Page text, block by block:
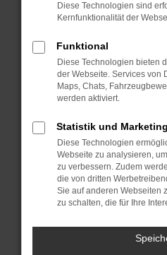
Beim Laden ist ein Fehler
Hier sind ein paar Tipps,
Überprüfe deine
Internetverbindung.
Laden andere
Suchmaschine?
Manche Erweiterungen,
können das Laden
verhindern.
anderen Browser oder
Fenster?
Das kann manchmal
Probleme zu beheben.
Diese Technologien sind
Kernfunktionalität der
Funktional
Diese Technologien bieten
der Webseite. Services von
Maps, Chats,
werden aktiviert.
Statistik und Marketing
Diese Technologien
Webseite zu analysieren,
zu verbessern. Zudem
die von dritten
Sie auf anderen Webseiten
zu schalten, die für Ihre